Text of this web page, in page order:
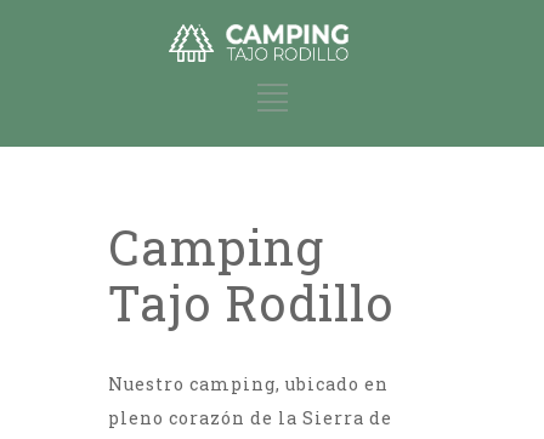
Camping
Tajo Rodillo
Nuestro camping, ubicado en
pleno corazón de la Sierra de